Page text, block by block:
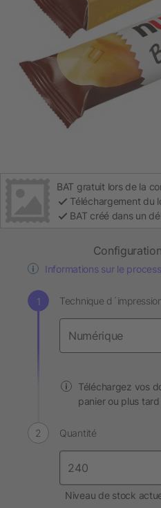
BAT gratuit lors de la
Téléchargement du
BAT créé dans un
Informations sur le
Technique
Téléchargez vos
panier ou plus
Quantité
Niveau de stock